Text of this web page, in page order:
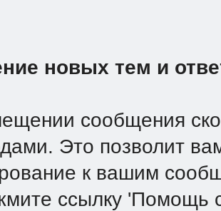
новых тем и
сообщения
Это позволит
к вашим
ссылку 'Помощь